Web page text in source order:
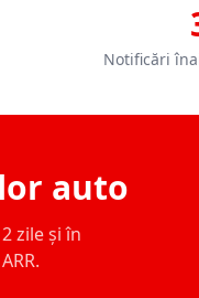
Notificări
auto
zile și în